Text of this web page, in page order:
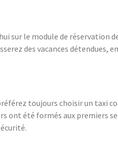
sur le module de réservation
des vacances détendues,
toujours choisir un taxi
été formés aux premiers